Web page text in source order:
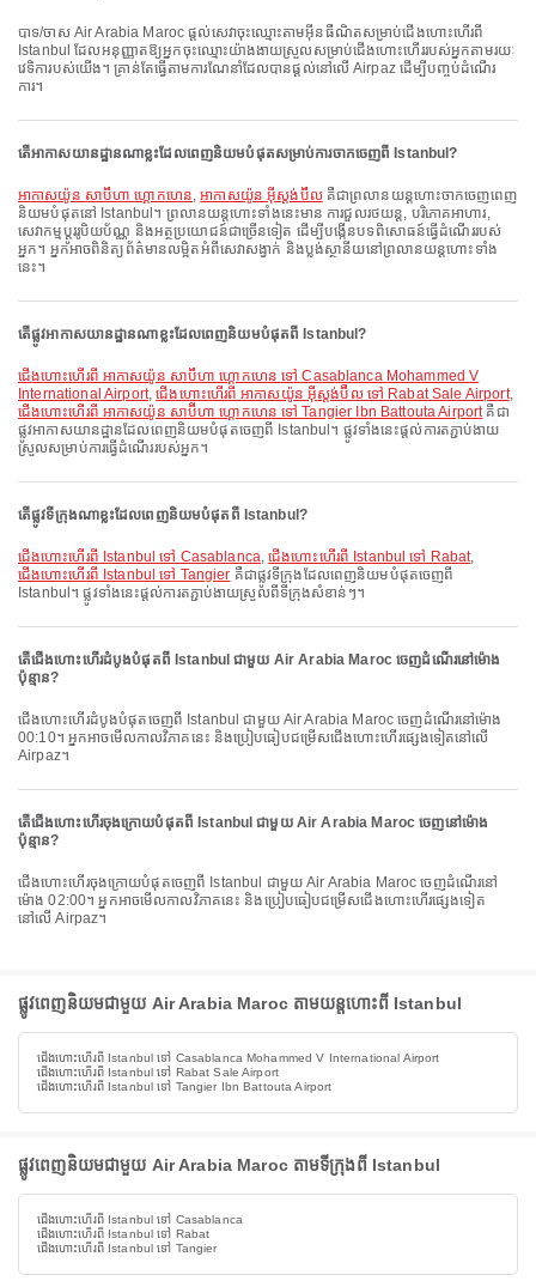
បាទ/ចាស Air Arabia Maroc ផ្តល់សេវាចុះឈ្មោះតាមអ៊ីនធឺណិតសម្រាប់ជើងហោះហើរពី
Istanbul ដែលអនុញ្ញាតឱ្យអ្នកចុះឈ្មោះយ៉ាងងាយស្រួលសម្រាប់ជើងហោះហើររបស់អ្នកតាមរយៈ
វេទិការបស់យើង។ គ្រាន់តែធ្វើតាមការណែនាំដែលបានផ្តល់នៅលើ Airpaz ដើម្បីបញ្ចប់ដំណើរ
ការ។
តើអាកាសយានដ្ឋានណាខ្លះដែលពេញនិយមបំផុតសម្រាប់ការចាកចេញពី Istanbul?
អាកាសយ៉ូន សាប៊ីហា ហ្គោកហេន,អាកាសយ៉ូន អ៊ីស្តង់ប៊ឺលគឺជាព្រលានយន្តហោះចាកចេញពេញ
និយមបំផុតនៅ Istanbul។ ព្រលានយន្តហោះទាំងនេះមាន ការជួលរថយន្ត, បរិភោគអាហារ,
សេវាកម្មប្តូររូបិយប័ណ្ណ និងអត្ថប្រយោជន៍ជាច្រើនទៀត ដើម្បីបង្កើនបទពិសោធន៍ធ្វើដំណើររបស់
អ្នក។ អ្នកអាចពិនិត្យព័ត៌មានលម្អិតអំពីសេវាសង្វាក់ និងប្លង់ស្ថានីយនៅព្រលានយន្តហោះទាំង
នេះ។
តើផ្លូវអាកាសយានដ្ឋានណាខ្លះដែលពេញនិយមបំផុតពី Istanbul?
ជើងហោះហើរពី អាកាសយ៉ូន សាប៊ីហា ហ្គោកហេន ទៅ Casablanca Mohammed V
International Airport,ជើងហោះហើរពី អាកាសយ៉ូន អ៊ីស្តង់ប៊ឺល ទៅ Rabat Sale Airport,
ជើងហោះហើរពី អាកាសយ៉ូន សាប៊ីហា ហ្គោកហេន ទៅ Tangier Ibn Battouta Airportគឺជា
ផ្លូវអាកាសយានដ្ឋានដែលពេញនិយមបំផុតចេញពី Istanbul។ ផ្លូវទាំងនេះផ្តល់ការតភ្ជាប់ងាយ
ស្រួលសម្រាប់ការធ្វើដំណើររបស់អ្នក។
តើផ្លូវទីក្រុងណាខ្លះដែលពេញនិយមបំផុតពី Istanbul?
ជើងហោះហើរពី Istanbul ទៅ Casablanca,ជើងហោះហើរពី Istanbul ទៅ Rabat,
ជើងហោះហើរពី Istanbul ទៅ Tangier គឺជាផ្លូវទីក្រុងដែលពេញនិយមបំផុតចេញពី
Istanbul។ ផ្លូវទាំងនេះផ្តល់ការតភ្ជាប់ងាយស្រួលពីទីក្រុងសំខាន់ៗ។
តើជើងហោះហើរដំបូងបំផុតពី Istanbul ជាមួយ Air Arabia Maroc ចេញដំណើរនៅម៉ោង
ប៉ុន្មាន?
ជើងហោះហើរដំបូងបំផុតចេញពី Istanbul ជាមួយ Air Arabia Maroc ចេញដំណើរនៅម៉ោង
00:10។ អ្នកអាចមើលកាលវិភាគនេះ និងប្រៀបធៀបជម្រើសជើងហោះហើរផ្សេងទៀតនៅលើ
Airpaz។
តើជើងហោះហើរចុងក្រោយបំផុតពី Istanbul ជាមួយ Air Arabia Maroc ចេញនៅម៉ោង
ប៉ុន្មាន?
ជើងហោះហើរចុងក្រោយបំផុតចេញពី Istanbul ជាមួយ Air Arabia Maroc ចេញដំណើរនៅ
ម៉ោង 02:00។ អ្នកអាចមើលកាលវិភាគនេះ និងប្រៀបធៀបជម្រើសជើងហោះហើរផ្សេងទៀត
នៅលើ Airpaz។
ផ្លូវពេញនិយមជាមួយ Air Arabia Maroc តាមយន្តហោះពី Istanbul
ជើងហោះហើរពី Istanbul ទៅ Casablanca Mohammed V International Airport
ជើងហោះហើរពី Istanbul ទៅ Rabat Sale Airport
ជើងហោះហើរពី Istanbul ទៅ Tangier Ibn Battouta Airport
ផ្លូវពេញនិយមជាមួយ Air Arabia Maroc តាមទីក្រុងពី Istanbul
ជើងហោះហើរពី Istanbul ទៅ Casablanca
ជើងហោះហើរពី Istanbul ទៅ Rabat
ជើងហោះហើរពី Istanbul ទៅ Tangier